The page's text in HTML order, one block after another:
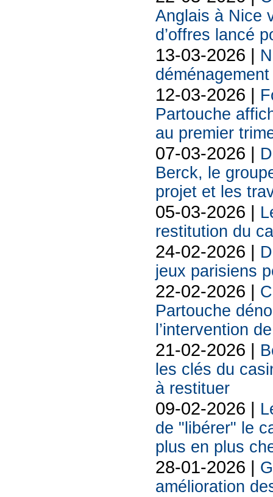
Anglais à Nice
d’offres lancé
13-03-2026 |
12-03-2026 |
Partouche
au premier
07-03-2026 |
Berck, le
projet et les
05-03-2026 |
restitution du
24-02-2026 |
jeux parisiens
22-02-2026 |
Partouche
l’intervention
21-02-2026 |
les clés du
à restituer
09-02-2026 |
de "libérer" le
plus en plus
28-01-2026 |
amélioration